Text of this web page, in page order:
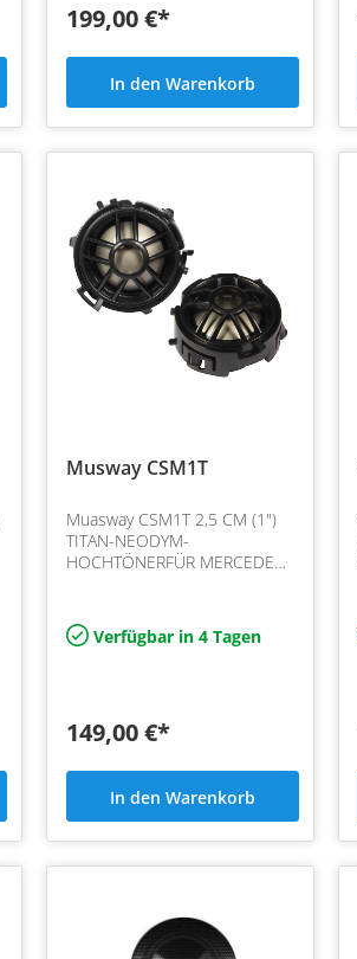
199,00 €*
In den Warenkorb
Musway CSM1T
Muasway CSM1T 2,5 CM (1")
TITAN-NEODYM-
HOCHTÖNERFÜR MERCEDES-
CSM1T (auch bei CSM4.2C
enthalten) mit Neodym…
Verfügbar in 4 Tagen
149,00 €*
In den Warenkorb